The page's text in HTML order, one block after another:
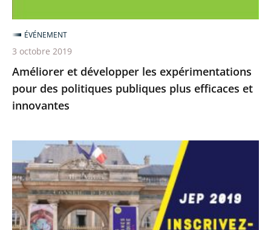
plus
efficaces
et
innovantes
Améliorer et développer les expérimentations
pour des politiques publiques plus efficaces et
innovantes
ÉVÉNEMENT
3 octobre 2019
Conseil
d’État
ouvre
ses